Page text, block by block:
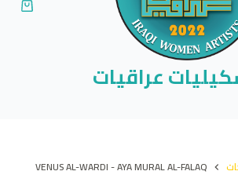
عراقيات
VENUS AL-WARDI - AYA MURAL AL-FALAQ